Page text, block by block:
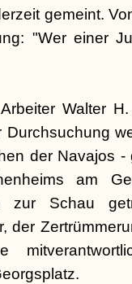
gemeint.
"Wer einer
Walter
der Navajos
am
zur Schau
der